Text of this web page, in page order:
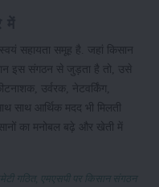
स्वयं सहायता समूह है. जहां किसान
इस संगठन से जुड़ता है तो, उसे
उर्वरक, नेटवर्किंग,
साथ आर्थिक मदद भी मिलती
का मनोबल बढ़े और खेती में
गठित, एमएसपी पर किसान संगठन